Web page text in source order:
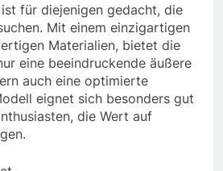
für diejenigen gedacht, die
Mit einem einzigartigen
Materialien, bietet die
eine beeindruckende äußere
auch eine optimierte
eignet sich besonders gut
die Wert auf